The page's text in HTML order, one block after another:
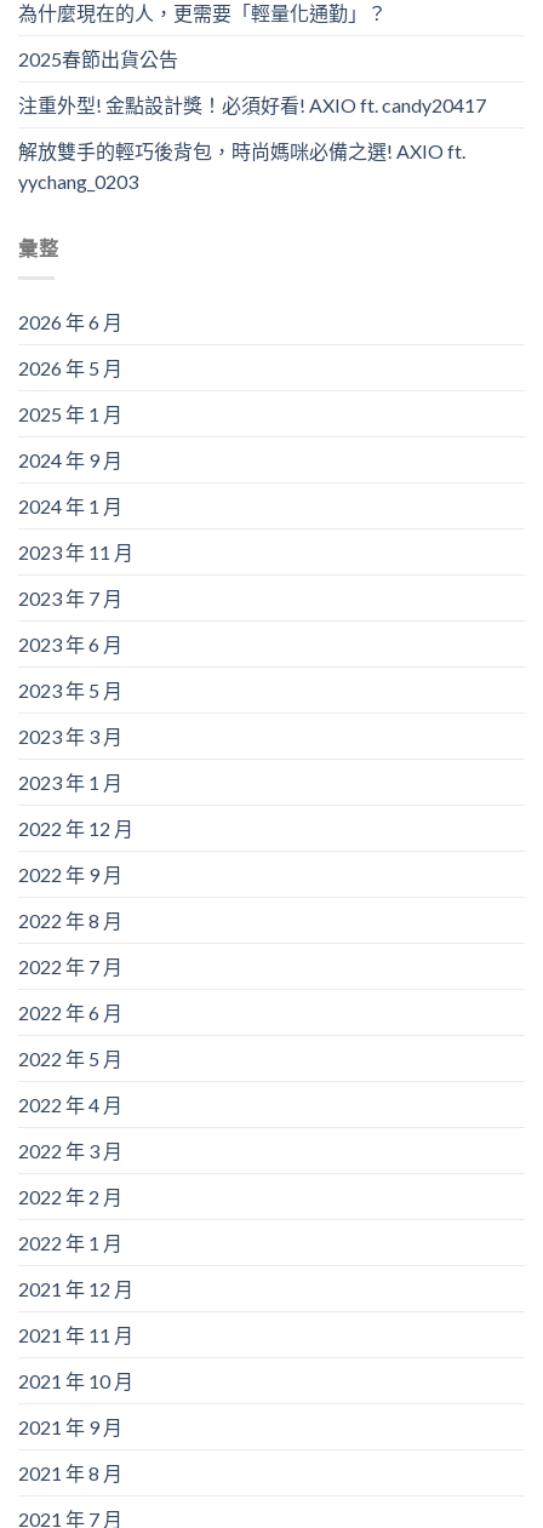
為什麼現在的人，更需要「輕量化通勤」？
2025春節出貨公告
注重外型! 金點設計獎！必須好看! AXIO ft. candy20417
解放雙手的輕巧後背包，時尚媽咪必備之選! AXIO ft.
yychang_0203
彙整
2026 年 6 月
2026 年 5 月
2025 年 1 月
2024 年 9 月
2024 年 1 月
2023 年 11 月
2023 年 7 月
2023 年 6 月
2023 年 5 月
2023 年 3 月
2023 年 1 月
2022 年 12 月
2022 年 9 月
2022 年 8 月
2022 年 7 月
2022 年 6 月
2022 年 5 月
2022 年 4 月
2022 年 3 月
2022 年 2 月
2022 年 1 月
2021 年 12 月
2021 年 11 月
2021 年 10 月
2021 年 9 月
2021 年 8 月
2021 年 7 月